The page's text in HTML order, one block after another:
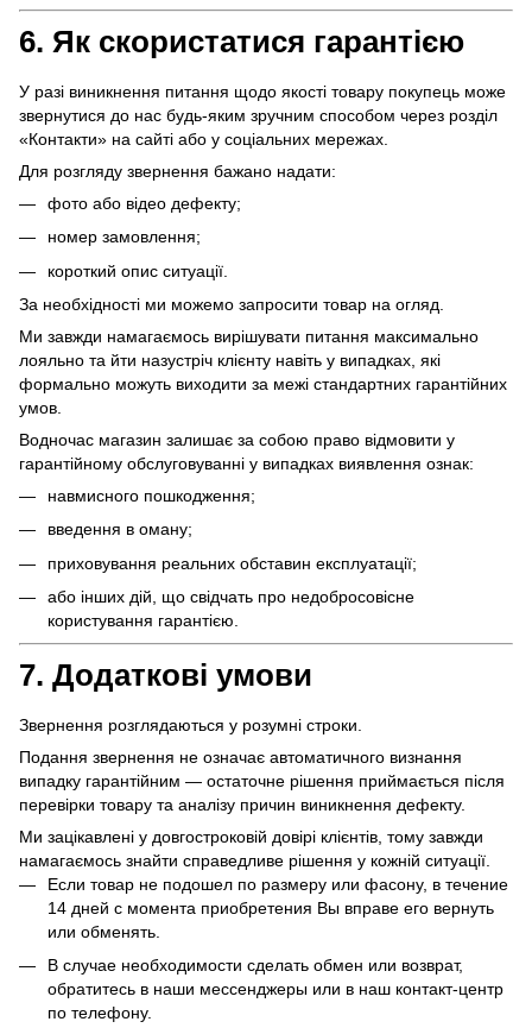
6. Як скористатися гарантією
У разі виникнення питання щодо якості товару покупець може
звернутися до нас будь-яким зручним способом через розділ
«Контакти» на сайті або у соціальних мережах.
Для розгляду звернення бажано надати:
фото або відео дефекту;
номер замовлення;
короткий опис ситуації.
За необхідності ми можемо запросити товар на огляд.
Ми завжди намагаємось вирішувати питання максимально
лояльно та йти назустріч клієнту навіть у випадках, які
формально можуть виходити за межі стандартних гарантійних
умов.
Водночас магазин залишає за собою право відмовити у
гарантійному обслуговуванні у випадках виявлення ознак:
навмисного пошкодження;
введення в оману;
приховування реальних обставин експлуатації;
або інших дій, що свідчать про недобросовісне
користування гарантією.
7. Додаткові умови
Звернення розглядаються у розумні строки.
Подання звернення не означає автоматичного визнання
випадку гарантійним — остаточне рішення приймається після
перевірки товару та аналізу причин виникнення дефекту.
Ми зацікавлені у довгостроковій довірі клієнтів, тому завжди
намагаємось знайти справедливе рішення у кожній ситуації.
Если товар не подошел по размеру или фасону, в течение
14 дней с момента приобретения Вы вправе его вернуть
или обменять.
В случае необходимости сделать обмен или возврат,
обратитесь в наши мессенджеры или в наш контакт-центр
по телефону.